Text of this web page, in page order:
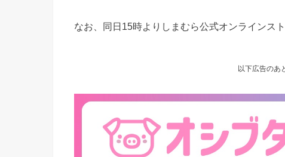
なお、同日15時よりしまむら公式オンラインス
以下広告のあ